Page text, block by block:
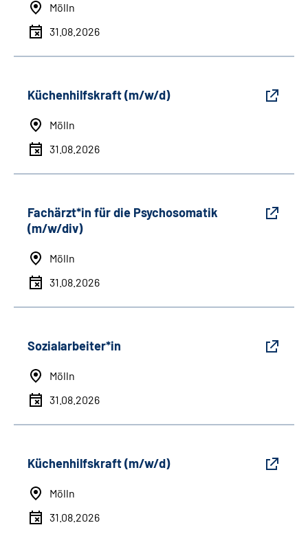
Mölln
31.08.2026
Küchenhilfskraft (m/w/d)
Mölln
31.08.2026
Fachärzt*in für die Psychosomatik
(m/w/div)
Mölln
31.08.2026
Sozialarbeiter*in
Mölln
31.08.2026
Küchenhilfskraft (m/w/d)
Mölln
31.08.2026